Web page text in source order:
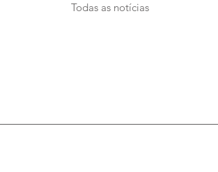
Todas as notícias